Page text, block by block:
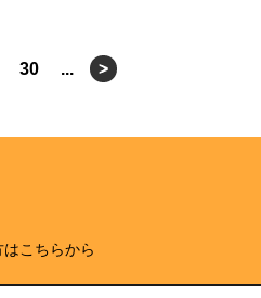
30 ... >
こちらから